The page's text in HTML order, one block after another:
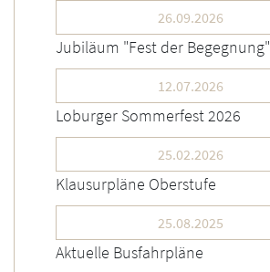
26.09.2026
Jubiläum "Fest der Begegnung"
12.07.2026
Loburger Sommerfest 2026
25.02.2026
Klausurpläne Oberstufe
25.08.2025
Aktuelle Busfahrpläne